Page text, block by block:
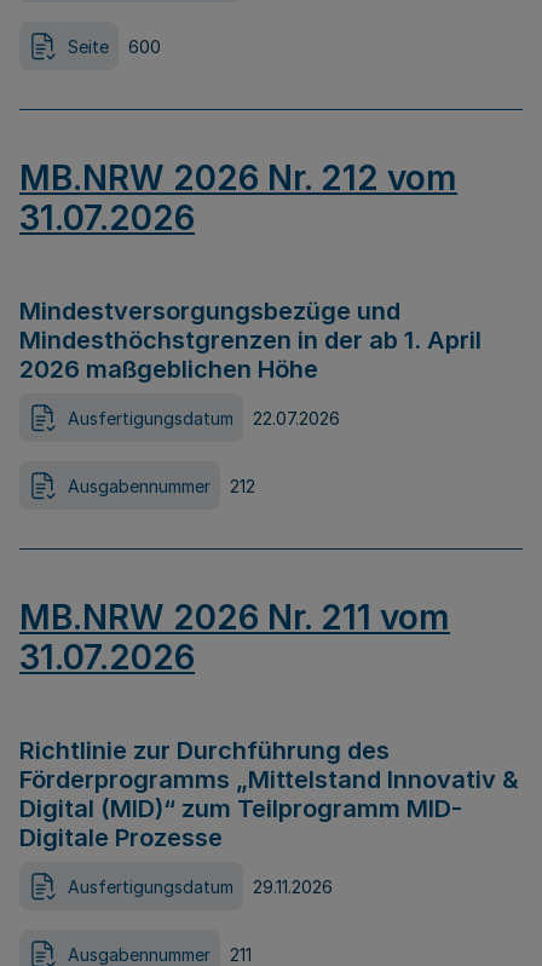
Seite 600
MB.NRW 2026 Nr. 212 vom
31.07.2026
Mindestversorgungsbezüge und
Mindesthöchstgrenzen in der ab 1. April
2026 maßgeblichen Höhe
Ausfertigungsdatum 22.07.2026
Ausgabennummer 212
MB.NRW 2026 Nr. 211 vom
31.07.2026
Richtlinie zur Durchführung des
Förderprogramms „Mittelstand Innovativ &
Digital (MID)“ zum Teilprogramm MID-
Digitale Prozesse
Ausfertigungsdatum 29.11.2026
Ausgabennummer 211